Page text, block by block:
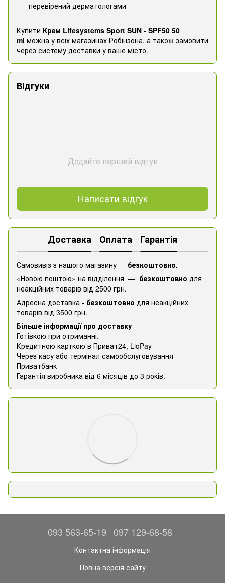
перевірений дерматологами
Купити Крем Lifesystems Sport SUN - SPF50 50
ml можна у всіх магазинах Робінзона, а також замовити
через систему доставки у ваше місто.
Відгуки
Додайте перший відгук
Написати відгук
Доставка Оплата Гарантія
Самовивіз з нашого магазину — безкоштовно.
«Новою поштою» на відділення — безкоштовно для
неакційних товарів від 2500 грн.
Адресна доставка - безкоштовно для неакційних
товарів від 3500 грн.
Більше інформації про доставку
Готівкою при отриманні.
Кредитною карткою в Приват24, ​​LiqPay
Через касу або термінал самообслуговування
Приватбанк
Гарантія виробника від 6 місяців до 3 років.
093 563-65-19 097 129-68-58
Контактна інформація
Повна версія сайту